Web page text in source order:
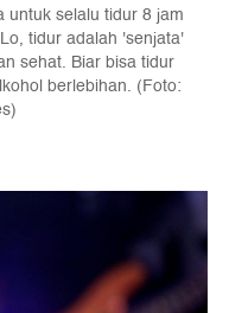
untuk selalu tidur 8 jam
tidur adalah 'senjata'
sehat. Biar bisa tidur
berlebihan. (Foto: